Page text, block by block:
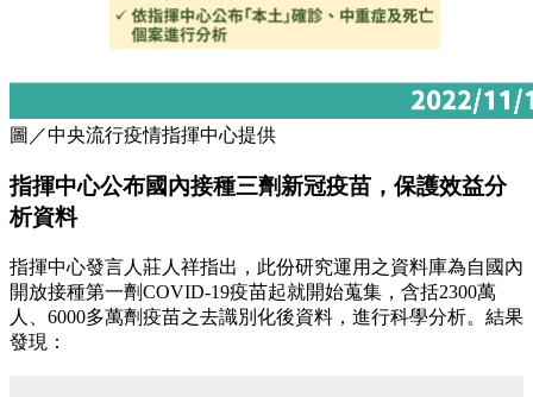
圖／中央流行疫情指揮中心提供
指揮中心公布國內接種三劑新冠疫苗，保護效益分
析資料
指揮中心發言人莊人祥指出，此份研究運用之資料庫為自國內
開放接種第一劑COVID-19疫苗起就開始蒐集，含括2300萬
人、6000多萬劑疫苗之去識別化後資料，進行科學分析。結果
發現：